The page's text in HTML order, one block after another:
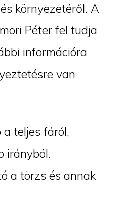
környezetéről. A
Péter fel tudja
információra
van
a teljes fáról,
irányból.
a törzs és annak